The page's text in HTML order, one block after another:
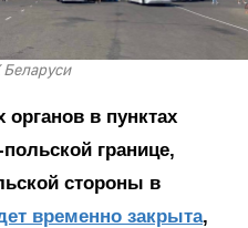
в пунктах
границе,
стороны в
временно закрыта,